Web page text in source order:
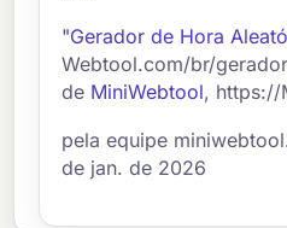
"Gerador de Hora
Webtool.com/br/
de MiniWebtool, https://
pela equipe
de jan. de 2026